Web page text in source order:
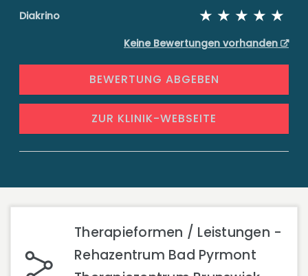
Diakrino
Keine Bewertungen vorhanden
BEWERTUNG ABGEBEN
ZUR KLINIK-WEBSEITE
Therapieformen / Leistungen -
Rehazentrum Bad Pyrmont